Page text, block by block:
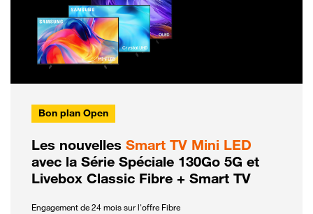
Bon plan Open
Les nouvelles Smart TV Mini LED
avec la Série Spéciale 130Go 5G et
Livebox Classic Fibre + Smart TV
Engagement de 24 mois sur l'offre Fibre